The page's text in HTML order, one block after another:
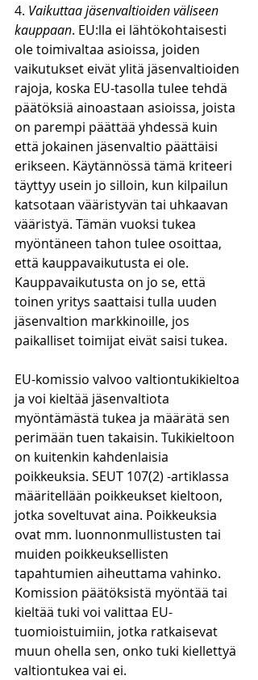
4. Vaikuttaa jäsenvaltioiden väliseen
kauppaan. EU:lla ei lähtökohtaisesti
ole toimivaltaa asioissa, joiden
vaikutukset eivät ylitä jäsenvaltioiden
rajoja, koska EU-tasolla tulee tehdä
päätöksiä ainoastaan asioissa, joista
on parempi päättää yhdessä kuin
että jokainen jäsenvaltio päättäisi
erikseen. Käytännössä tämä kriteeri
täyttyy usein jo silloin, kun kilpailun
katsotaan vääristyvän tai uhkaavan
vääristyä. Tämän vuoksi tukea
myöntäneen tahon tulee osoittaa,
että kauppavaikutusta ei ole.
Kauppavaikutusta on jo se, että
toinen yritys saattaisi tulla uuden
jäsenvaltion markkinoille, jos
paikalliset toimijat eivät saisi tukea.
EU-komissio valvoo valtiontukikieltoa
ja voi kieltää jäsenvaltiota
myöntämästä tukea ja määrätä sen
perimään tuen takaisin. Tukikieltoon
on kuitenkin kahdenlaisia
poikkeuksia. SEUT 107(2) -artiklassa
määritellään poikkeukset kieltoon,
jotka soveltuvat aina. Poikkeuksia
ovat mm. luonnonmullistusten tai
muiden poikkeuksellisten
tapahtumien aiheuttama vahinko.
Komission päätöksistä myöntää tai
kieltää tuki voi valittaa EU-
tuomioistuimiin, jotka ratkaisevat
muun ohella sen, onko tuki kiellettyä
valtiontukea vai ei.